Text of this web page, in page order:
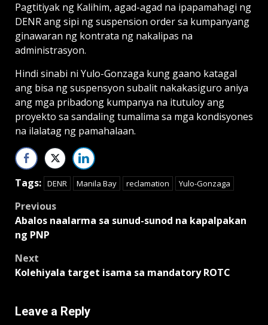
Pagtitiyak ng Kalihim, agad-agad na ipapamahagi ng
DENR ang sipi ng suspension order sa kumpanyang
ginawaran ng kontrata ng nakalipas na
administrasyon.
Hindi sinabi ni Yulo-Gonzaga kung gaano katagal
ang bisa ng suspensyon subalit nakakasiguro aniya
ang mga pribadong kumpanya na itutuloy ang
proyekto sa sandaling tumalima sa mga kondisyones
na ilalatag ng pamahalaan.
Tags: DENR Manila Bay reclamation Yulo-Gonzaga
Post
navigation
Previous
Abalos naalarma sa sunud-sunod na kapalpakan
ng PNP
Next
Kolehiyala target isama sa mandatory ROTC
Leave a Reply